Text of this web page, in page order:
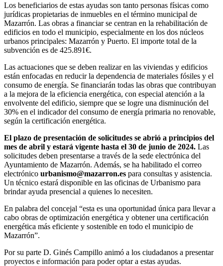
Los beneficiarios de estas ayudas son tanto personas físicas como
jurídicas propietarias de inmuebles en el término municipal de
Mazarrón. Las obras a financiar se centran en la rehabilitación de
edificios en todo el municipio, especialmente en los dos núcleos
urbanos principales: Mazarrón y Puerto. El importe total de la
subvención es de 425.891€.
Las actuaciones que se deben realizar en las viviendas y edificios
están enfocadas en reducir la dependencia de materiales fósiles y el
consumo de energía. Se financiarán todas las obras que contribuyan
a la mejora de la eficiencia energética, con especial atención a la
envolvente del edificio, siempre que se logre una disminución del
30% en el indicador del consumo de energía primaria no renovable,
según la certificación energética.
El plazo de presentación de solicitudes se abrió a principios del
mes de abril y estará vigente hasta el 30 de junio de 2024. Las
solicitudes deben presentarse a través de la sede electrónica del
Ayuntamiento de Mazarrón. Además, se ha habilitado el correo
electrónico urbanismo@mazarron.es para consultas y asistencia.
Un técnico estará disponible en las oficinas de Urbanismo para
brindar ayuda presencial a quienes lo necesiten.
En palabra del concejal “esta es una oportunidad única para llevar a
cabo obras de optimización energética y obtener una certificación
energética más eficiente y sostenible en todo el municipio de
Mazarrón”.
Por su parte D. Ginés Campillo animó a los ciudadanos a presentar
proyectos e información para poder optar a estas ayudas.